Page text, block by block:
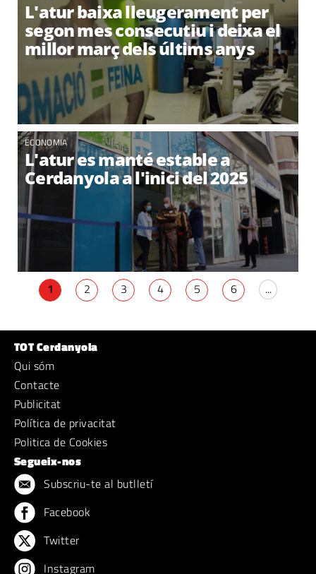
L'atur baixa lleugerament per
segon mes consecutiu i deixa el
millor març dels últims anys
ECONOMIA
L'atur es manté estable a
Cerdanyola a l'inici del 2025
1 2 3 4 5 6 ...
TOT Cerdanyola
Qui sóm
Contacte
Publicitat
Política de privacitat
Politica de Cookies
Segueix-nos
Subscriu-te al butlletí
Facebook
Twitter
Instagram